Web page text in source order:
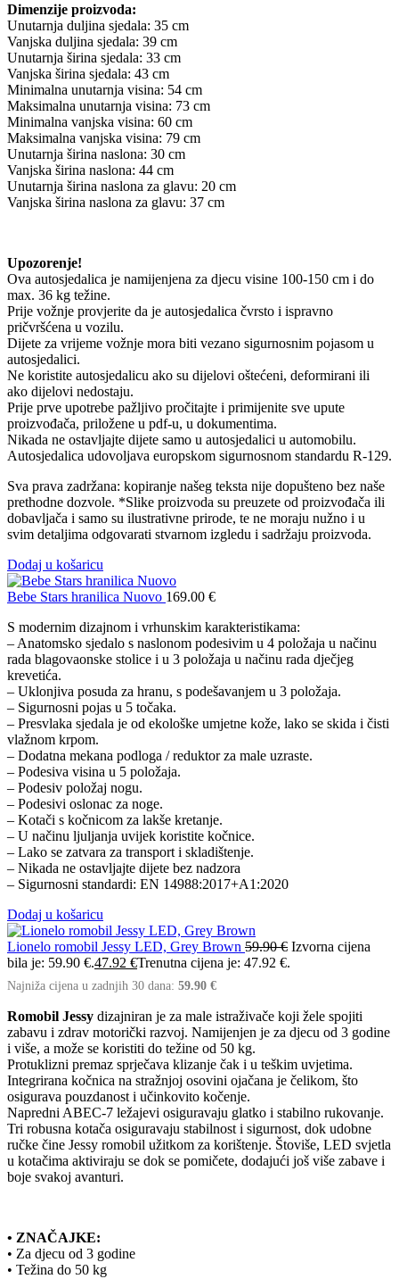
Dimenzije proizvoda:
Unutarnja duljina sjedala: 35 cm
Vanjska duljina sjedala: 39 cm
Unutarnja širina sjedala: 33 cm
Vanjska širina sjedala: 43 cm
Minimalna unutarnja visina: 54 cm
Maksimalna unutarnja visina: 73 cm
Minimalna vanjska visina: 60 cm
Maksimalna vanjska visina: 79 cm
Unutarnja širina naslona: 30 cm
Vanjska širina naslona: 44 cm
Unutarnja širina naslona za glavu: 20 cm
Vanjska širina naslona za glavu: 37 cm
Upozorenje!
Ova autosjedalica je namijenjena za djecu visine 100-150 cm i do
max. 36 kg težine.
Prije vožnje provjerite da je autosjedalica čvrsto i ispravno
pričvršćena u vozilu.
Dijete za vrijeme vožnje mora biti vezano sigurnosnim pojasom u
autosjedalici.
Ne koristite autosjedalicu ako su dijelovi oštećeni, deformirani ili
ako dijelovi nedostaju.
Prije prve upotrebe pažljivo pročitajte i primijenite sve upute
proizvođača, priložene u pdf-u, u dokumentima.
Nikada ne ostavljajte dijete samo u autosjedalici u automobilu.
Autosjedalica udovoljava europskom sigurnosnom standardu R-129.
Sva prava zadržana: kopiranje našeg teksta nije dopušteno bez naše
prethodne dozvole. *Slike proizvoda su preuzete od proizvođača ili
dobavljača i samo su ilustrativne prirode, te ne moraju nužno i u
svim detaljima odgovarati stvarnom izgledu i sadržaju proizvoda.
Dodaj u košaricu
Bebe Stars hranilica Nuovo 169.00 €
S modernim dizajnom i vrhunskim karakteristikama:
– Anatomsko sjedalo s naslonom podesivim u 4 položaja u načinu
rada blagovaonske stolice i u 3 položaja u načinu rada dječjeg
krevetića.
– Uklonjiva posuda za hranu, s podešavanjem u 3 položaja.
– Sigurnosni pojas u 5 točaka.
– Presvlaka sjedala je od ekološke umjetne kože, lako se skida i čisti
vlažnom krpom.
– Dodatna mekana podloga / reduktor za male uzraste.
– Podesiva visina u 5 položaja.
– Podesiv položaj nogu.
– Podesivi oslonac za noge.
– Kotači s kočnicom za lakše kretanje.
– U načinu ljuljanja uvijek koristite kočnice.
– Lako se zatvara za transport i skladištenje.
– Nikada ne ostavljajte dijete bez nadzora
– Sigurnosni standardi: EN 14988:2017+A1:2020
Dodaj u košaricu
Lionelo romobil Jessy LED, Grey Brown 59.90€ Izvorna cijena
bila je: 59.90 €.47.92 €Trenutna cijena je: 47.92 €.
Najniža cijena u zadnjih 30 dana: 59.90 €
Romobil Jessy dizajniran je za male istraživače koji žele spojiti
zabavu i zdrav motorički razvoj. Namijenjen je za djecu od 3 godine
i više, a može se koristiti do težine od 50 kg.
Protuklizni premaz sprječava klizanje čak i u teškim uvjetima.
Integrirana kočnica na stražnjoj osovini ojačana je čelikom, što
osigurava pouzdanost i učinkovito kočenje.
Napredni ABEC-7 ležajevi osiguravaju glatko i stabilno rukovanje.
Tri robusna kotača osiguravaju stabilnost i sigurnost, dok udobne
ručke čine Jessy romobil užitkom za korištenje. Štoviše, LED svjetla
u kotačima aktiviraju se dok se pomičete, dodajući još više zabave i
boje svakoj avanturi.
• ZNAČAJKE:
• Za djecu od 3 godine
• Težina do 50 kg